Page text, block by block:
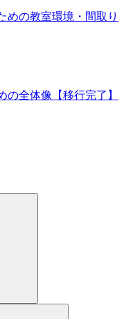
めの教室環境・間取り
の全体像【移行完了】